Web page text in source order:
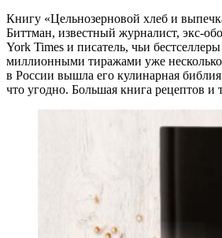
Книгу «Цельнозерновой хлеб и
Биттман, известный журналист, экс-
York Times и писатель, чьи
миллионными тиражами уже
в России вышла его кулинарная
что угодно. Большая книга рецептов и